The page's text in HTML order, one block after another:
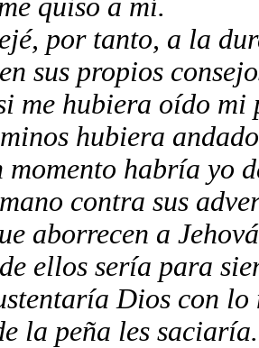
quiso a mí.
por tanto, a la
sus propios
me hubiera oído mi
hubiera
momento habría yo
contra sus
aborrecen a
ellos sería para
Dios con
la peña les saciaría.